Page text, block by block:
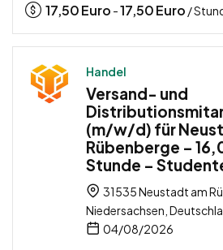
17,50Euro -17,50Euro /
Handel
Versand- und
(m/w/d) für
Rübenberge –
Stunde –
31535 Neustadt am
Niedersachsen,
04/08/2026